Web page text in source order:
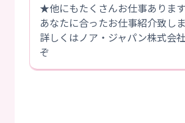
★他にもたくさんお仕事ありま
あなたに合ったお仕事紹介致し
詳しくはノア・ジャパン株式会
ぞ